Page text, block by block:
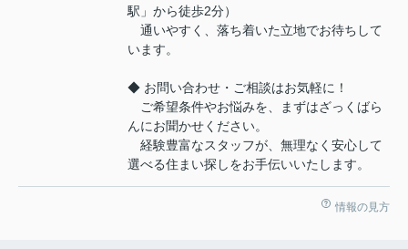
駅」から徒歩2分）
通いやすく、落ち着いた立地でお待ちして
います。
◆ お問い合わせ・ご相談はお気軽に！
ご希望条件やお悩みを、まずはざっくばら
んにお聞かせください。
経験豊富なスタッフが、無理なく安心して
選べる住まい探しをお手伝いいたします。
情報の見方